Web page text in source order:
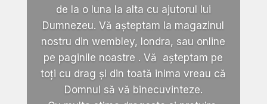
de la o luna la alta cu ajutorul lui
Dumnezeu. Vă așteptam la magazinul
nostru din wembley, londra, sau online
pe paginile noastre . Vă așteptam pe
toți cu drag și din toată inima vreau că
Domnul să vă binecuvinteze.